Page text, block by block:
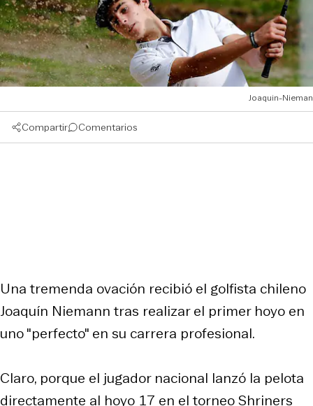
Joaquin-Nieman
Compartir Comentarios
Una tremenda ovación recibió el golfista chileno
Joaquín Niemann tras realizar el primer hoyo en
uno "perfecto" en su carrera profesional.
Claro, porque el jugador nacional lanzó la pelota
directamente al hoyo 17 en el torneo Shriners